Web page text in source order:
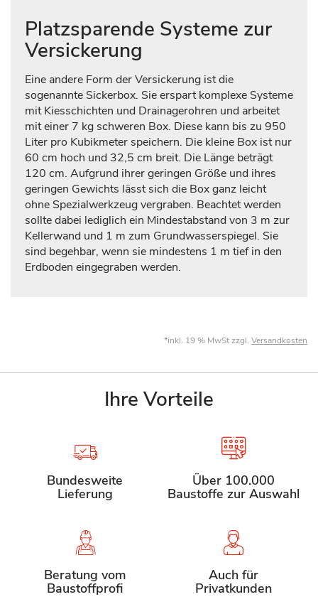
Platzsparende Systeme zur
Versickerung
Eine andere Form der Versickerung ist die
sogenannte Sickerbox. Sie erspart komplexe Systeme
mit Kiesschichten und Drainagerohren und arbeitet
mit einer 7 kg schweren Box. Diese kann bis zu 950
Liter pro Kubikmeter speichern. Die kleine Box ist nur
60 cm hoch und 32,5 cm breit. Die Länge beträgt
120 cm. Aufgrund ihrer geringen Größe und ihres
geringen Gewichts lässt sich die Box ganz leicht
ohne Spezialwerkzeug vergraben. Beachtet werden
sollte dabei lediglich ein Mindestabstand von 3 m zur
Kellerwand und 1 m zum Grundwasserspiegel. Sie
sind begehbar, wenn sie mindestens 1 m tief in den
Erdboden eingegraben werden.
*inkl. 19 % MwSt zzgl. Versandkosten
Ihre Vorteile
Bundesweite
Lieferung
Über 100.000
Baustoffe zur Auswahl
Beratung vom
Baustoffprofi
Auch für
Privatkunden